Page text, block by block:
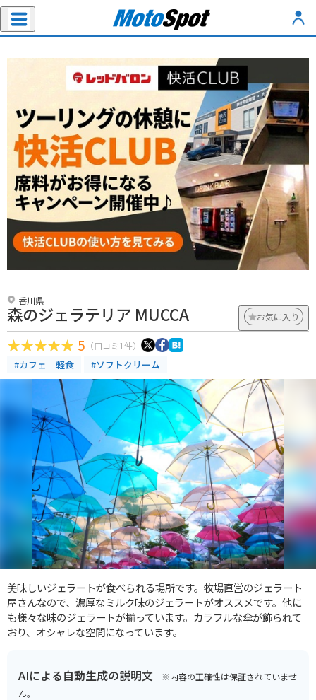
香川県
森のジェラテリア MUCCA お気に入り
5 （口コミ1件）
#カフェ｜軽食 #ソフトクリーム
美味しいジェラートが食べられる場所です。牧場直営のジェラート
屋さんなので、濃厚なミルク味のジェラートがオススメです。他に
も様々な味のジェラートが揃っています。カラフルな傘が飾られて
おり、オシャレな空間になっています。
AIによる自動生成の説明文 ※内容の正確性は保証されていませ
ん。